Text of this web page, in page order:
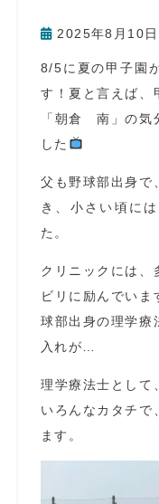
2025年8月10日
8/5に夏の甲子園
す！夏と言えば、
「朝倉 南」の気
した
父も野球部出身で
き、小さい頃に
た。
クリニックには、
ビリに励んでいま
球部出身の理学療
入れが…
理学療法士として
いろんなカタチで
ます。